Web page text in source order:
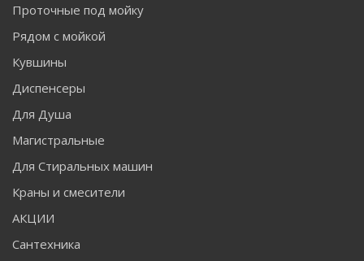
Проточные под мойку
Рядом с мойкой
Кувшины
Диспенсеры
Для Душа
Магистральные
Для Стиральных машин
Краны и смесители
АКЦИИ
Сантехника